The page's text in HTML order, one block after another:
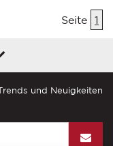
Seite 1
und Neuigkeiten